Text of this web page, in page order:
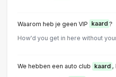
Waarom heb je geen VIP kaard ?
How'd you get in here without
We hebben een auto club kaard ,